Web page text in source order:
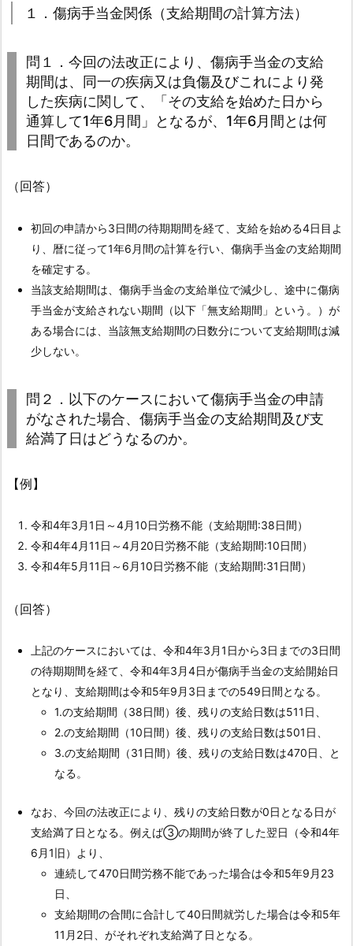
手
及
び
任
意
被
険
者
制
度
の
見
直
に
関
す
Ｑ
Ａ
4.
1.
傷
手
当
金
関
係
（支
間
の
計
算
法）
4.
１．傷病手当金関係（支給期間の計算方法）
問１．今回の法改正により、傷病手当金の支給
期間は、同一の疾病又は負傷及びこれにより発
した疾病に関して、「その支給を始めた日から
通算して1年6月間」となるが、1年6月間とは何
日間であるのか。
（回答）
初回の申請から3日間の待期期間を経て、支給を始める4日目よ
り、暦に従って1年6月間の計算を行い、傷病手当金の支給期間
を確定する。
当該支給期間は、傷病手当金の支給単位で減少し、途中に傷病
手当金が支給されない期間（以下「無支給期間」という。）が
ある場合には、当該無支給期間の日数分について支給期間は減
少しない。
問２．以下のケースにおいて傷病手当金の申請
がなされた場合、傷病手当金の支給期間及び支
給満了日はどうなるのか。
【例】
令和4年3月1日～4月10日労務不能（支給期間:38日間）
令和4年4月11日～4月20日労務不能（支給期間:10日間）
令和4年5月11日～6月10日労務不能（支給期間:31日間）
（回答）
上記のケースにおいては、令和4年3月1日から3日までの3日間
の待期期間を経て、令和4年3月4日が傷病手当金の支給開始日
となり、支給期間は令和5年9月3日までの549日間となる。
1.の支給期間（38日間）後、残りの支給日数は511日、
2.の支給期間（10日間）後、残りの支給日数は501日、
3.の支給期間（31日間）後、残りの支給日数は470日、と
なる。
なお、今回の法改正により、残りの支給日数が0日となる日が
支給満了日となる。例えば③の期間が終了した翌日（令和4年
6月1旧）より、
連続して470日間労務不能であった場合は令和5年9月23
日、
支給期間の合間に合計して40日間就労した場合は令和5年
11月2日、がそれぞれ支給満了日となる。